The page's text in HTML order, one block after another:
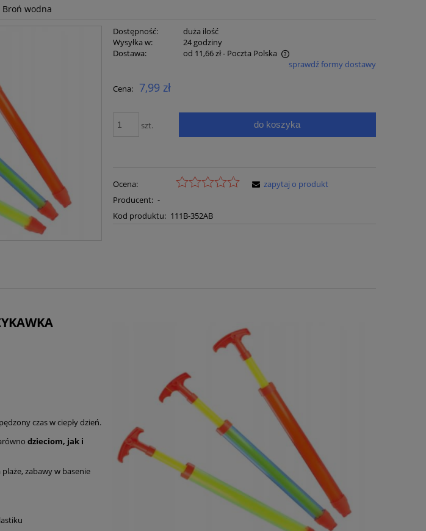
Broń wodna
Dostępność:
duża ilość
Wysyłka w:
24 godziny
Dostawa:
od 11,66 zł- Poczta Polska
płatności
sprawdź formy dostawy
Cena: 7,99 zł
szt. do koszyka
Ocena:
Producent: -
Kod produktu: 111B-352AB
zapytaj o produkt
czas w ciepły dzień.
dzieciom, jak i
zabawy w basenie